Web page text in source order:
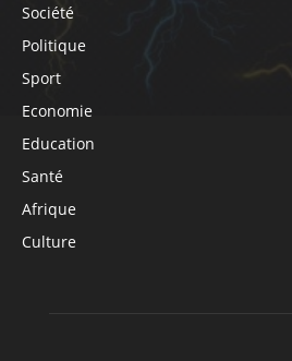
Société
Politique
Sport
Economie
Education
Santé
Afrique
Culture